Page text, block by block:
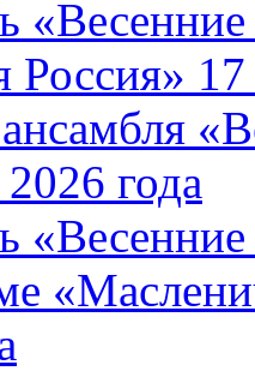
«Весенние
Россия»
года
«Весенние